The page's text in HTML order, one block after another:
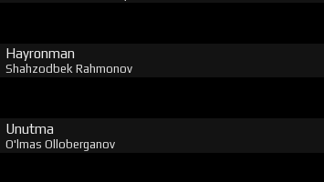
Hayronman
Shahzodbek Rahmonov
Unutma
O'lmas Olloberganov